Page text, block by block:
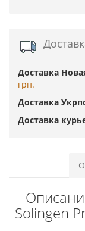
Доставка
грн.
Доставка
Доставка
Solingen